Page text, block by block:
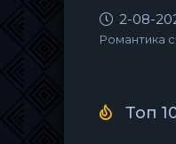
2-08-
Романтика
Топ